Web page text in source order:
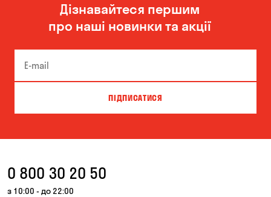
Дізнавайтеся першим
про наші новинки та акції
ПІДПИСАТИСЯ
0 800 30 20 50
з 10:00 - до 22:00